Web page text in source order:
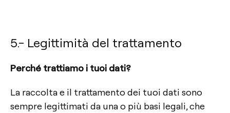
5.- Legittimità del trattamento
Perché trattiamo i tuoi dati?
La raccolta e il trattamento dei tuoi dati sono
sempre legittimati da una o più basi legali, che